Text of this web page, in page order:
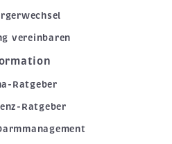
vereinbaren
Ratgeber
Ratgeber